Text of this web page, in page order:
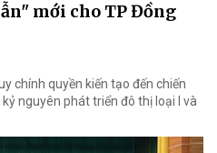
mới cho TP Đồng
chính quyền kiến tạo đến chiến
nguyên phát triển đô thị loại I và